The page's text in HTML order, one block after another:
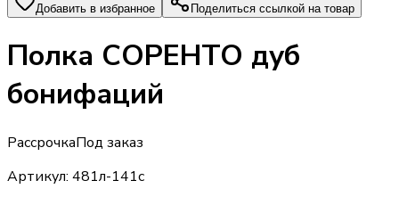
Добавить в избранное Поделиться ссылкой на товар
Полка СОРЕНТО дуб
бонифаций
РассрочкаПод заказ
Артикул: 481л-141с